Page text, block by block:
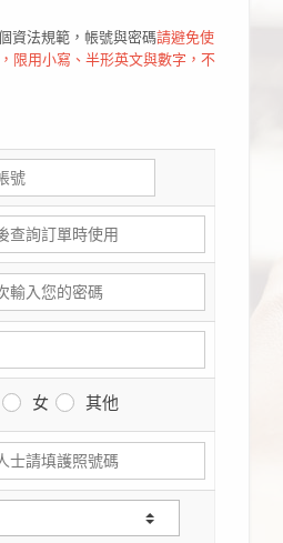
資法規範，帳號與密碼請避免使
限用小寫、半形英文與數字，不
女 其他